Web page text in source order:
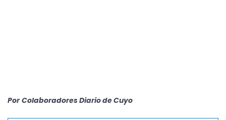
Por Colaboradores Diario de Cuyo